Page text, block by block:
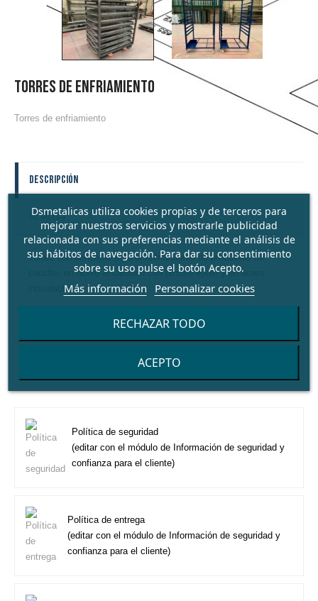
TORRES DE ENFRIAMIENTO
Torres de enfriamiento
Descripción
Detalles
Torres con bandejas para el enfriamiento de productos de
caucho, en acero al carbono con pintura epoxi y en acero
inoxidable.
Política de seguridad
(editar con el módulo de Información de seguridad y
confianza para el cliente)
Política de entrega
(editar con el módulo de Información de seguridad y
confianza para el cliente)
Dsmetalicas utiliza cookies propias y de terceros para
mejorar nuestros servicios y mostrarle publicidad
relacionada con sus preferencias mediante el análisis de
sus hábitos de navegación. Para dar su consentimiento
sobre su uso pulse el botón Acepto.
Más información Personalizar cookies
RECHAZAR TODO
ACEPTO